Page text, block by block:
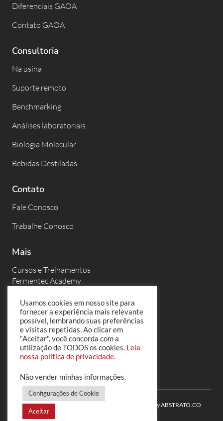
Diferenciais GAOA
Contato GAOA
Consultoria
Na usina
Suporte remoto
Benchmarking
Análises laboratoriais
Biologia Molecular
Bebidas Destiladas
Contato
Fale Conosco
Trabalhe Conosco
Mais
Cursos e Treinamentos
Fermentec Academy
Eventos
Fermentec News
PortalFT
Políticas de Privacidade
© 2022 Fermentec | All Rights Reserved | Powered byABSTRATO.CO
Usamos cookies em nosso site para
fornecer a experiência mais relevante
possível, lembrando suas preferências
e visitas repetidas. Ao clicar em
"Aceitar", você concorda com a
utilização de TODOS os cookies. Leia
nossa política de privacidade.
Não vender minhas informações.
Configurações de Cookie
Aceitar